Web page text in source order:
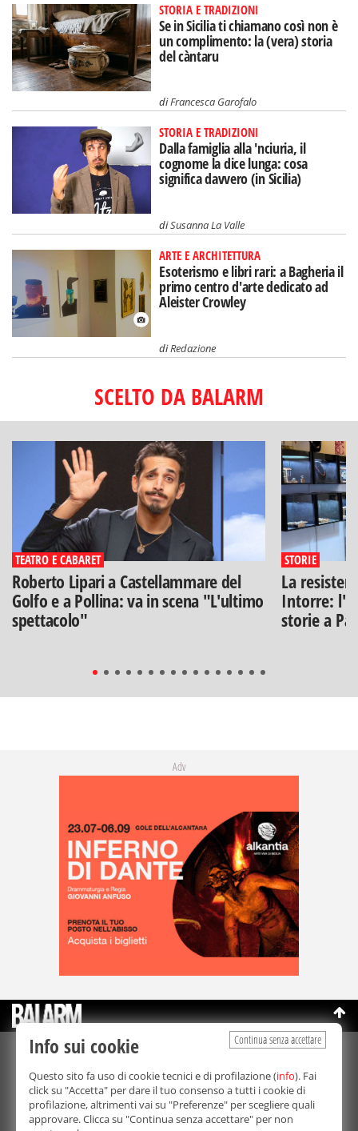
STORIA E TRADIZIONI
Se in Sicilia ti chiamano così non è
un complimento: la (vera) storia
del càntaru
diFrancesca Garofalo
STORIA E TRADIZIONI
Dalla famiglia alla 'nciuria, il
cognome la dice lunga: cosa
significa davvero (in Sicilia)
diSusanna La Valle
ARTE E ARCHITETTURA
Esoterismo e libri rari: a Bagheria il
primo centro d'arte dedicato ad
Aleister Crowley
diRedazione
SCELTO DA BALARM
TEATRO E CABARET
Roberto Lipari a Castellammare del
Golfo e a Pollina: va in scena "L'ultimo
spettacolo"
STORIE
La
Intorre:
storie a
Adv
©Copyright 2003-2026
Bmedia Srl- P.IVA 07064240828
La riproduzione totale o parziale di tutti i contenuti, in qualunque
forma, su qualsiasi supporto è proibita.
Balarm.it è una testata giornalistica registrata. Autorizzazione del
Tribunale di Palermo n° 32 del 21/10/2003
Continua senza accettare
Info sui cookie
Questo sito fa uso di cookie tecnici e di profilazione (info). Fai
click su "Accetta" per dare il tuo consenso a tutti i cookie di
profilazione, altrimenti vai su "Preferenze" per scegliere quali
approvare. Clicca su "Continua senza accettare" per non